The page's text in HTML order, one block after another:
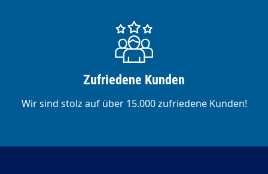
Zufriedene Kunden
Wir sind stolz auf über 15.000 zufriedene Kunden!